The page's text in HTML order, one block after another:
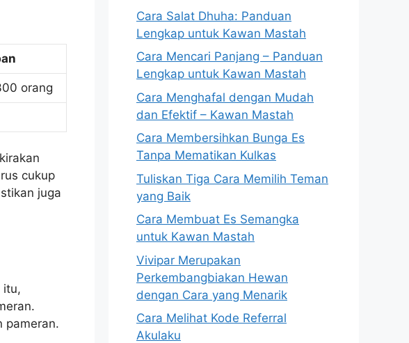
orang
cukup
juga
itu,
pameran.
Cara Salat Dhuha: Panduan
Lengkap untuk Kawan Mastah
Cara Mencari Panjang – Panduan
Lengkap untuk Kawan Mastah
Cara Menghafal dengan Mudah
dan Efektif – Kawan Mastah
Cara Membersihkan Bunga Es
Tanpa Mematikan Kulkas
Tuliskan Tiga Cara Memilih Teman
yang Baik
Cara Membuat Es Semangka
untuk Kawan Mastah
Vivipar Merupakan
Perkembangbiakan Hewan
dengan Cara yang Menarik
Cara Melihat Kode Referral
Akulaku